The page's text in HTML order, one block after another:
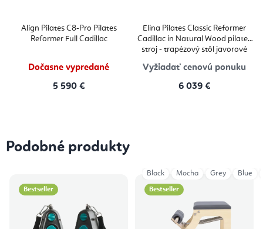
Align Pilates C8-Pro Pilates
Reformer Full Cadillac
Dočasne vypredané
5 590 €
Elina Pilates Classic Reformer
Cadillac in Natural Wood pilates
stroj - trapézový stôl javorové
Vyžiadať cenovú ponuku
6 039 €
Podobné produkty
Bestseller Bestseller
Black Mocha Grey Blue